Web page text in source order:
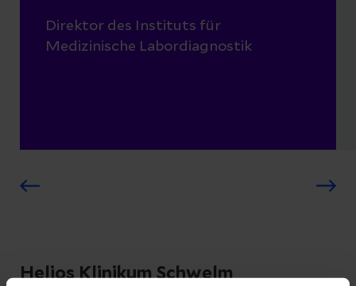
Direktor des Instituts für
Medizinische Labordiagnostik
Helios Klinikum Schwelm